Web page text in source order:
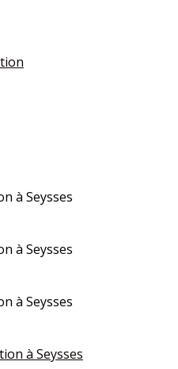
à Seysses
à Seysses
à Seysses
à Seysses